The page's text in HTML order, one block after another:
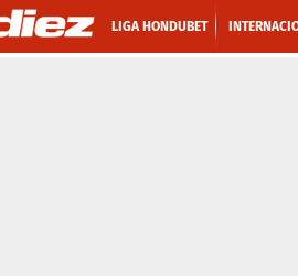
LIGA HONDUBET